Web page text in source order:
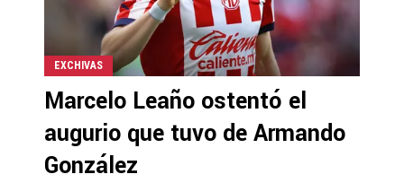
EXCHIVAS
Marcelo Leaño ostentó el
augurio que tuvo de Armando
González